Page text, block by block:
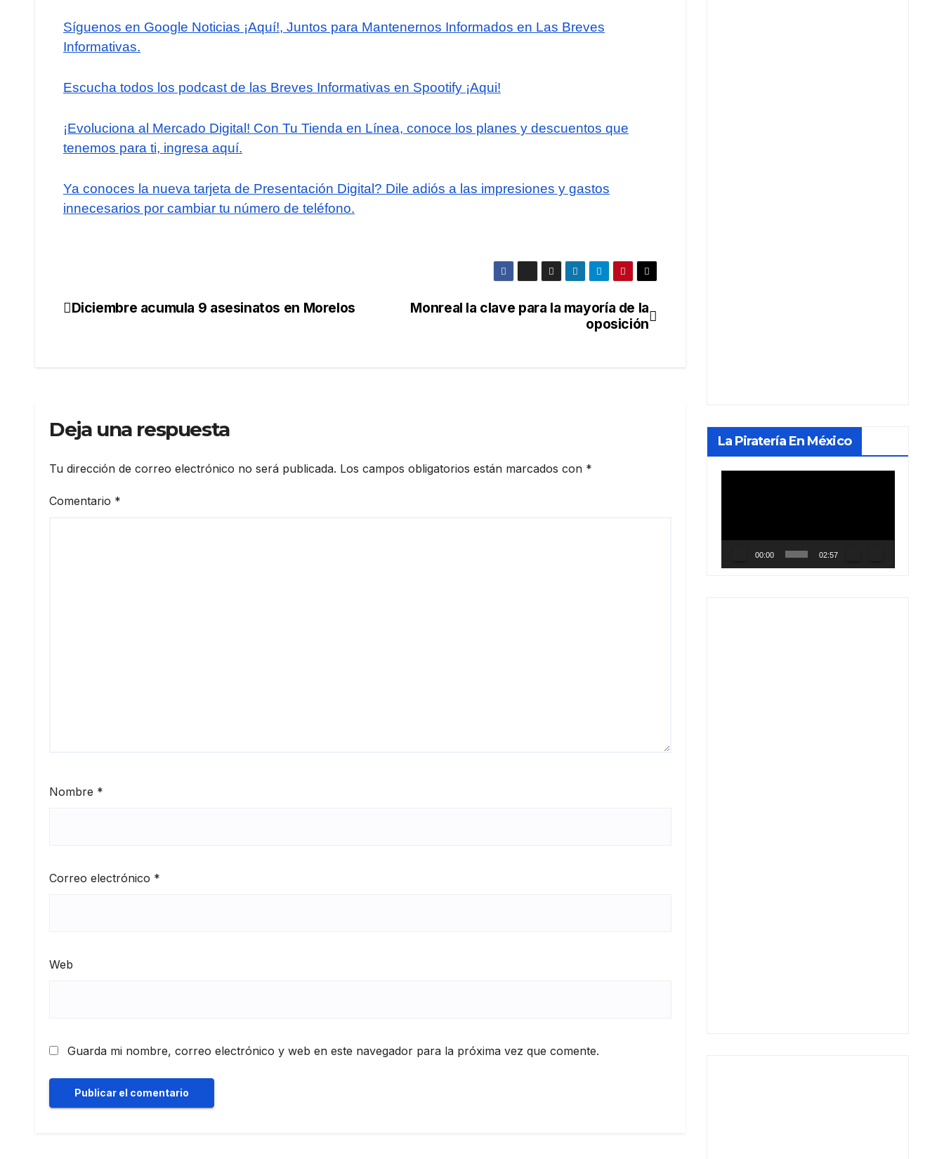
Síguenos en Google Noticias ¡Aquí!, Juntos para Mantenernos Informados en Las Breves
Informativas.
Escucha todos los podcast de las Breves Informativas en Spootify ¡Aqui!
¡Evoluciona al Mercado Digital! Con Tu Tienda en Línea, conoce los planes y descuentos que
tenemos para ti, ingresa aquí.
Ya conoces la nueva tarjeta de Presentación Digital? Dile adiós a las impresiones y gastos
innecesarios por cambiar tu número de teléfono.
Navegación
Monreal la clave para la mayoría de la
oposición
Diciembre acumula 9 asesinatos en Morelos
Deja una respuesta
Tu dirección de correo electrónico no será publicada. Los campos obligatorios están marcados con *
Comentario *
Nombre *
Correo electrónico *
Web
Guarda mi nombre, correo electrónico y web en este navegador para la próxima vez que comente.
La Piratería En México
00:00 02:57